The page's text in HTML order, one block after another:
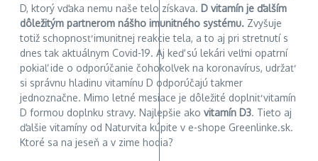
D, ktorý vďaka nemu naše telo získava. D vitamín je ďalším
dôležitým partnerom nášho imunitného systému. Zvyšuje
totiž schopnosť imunitnej reakcie tela, a to aj pri stretnutí s
dnes tak aktuálnym Covid-19. Aj keď sú lekári veľmi opatrní
pokiaľ ide o odporúčanie čohokoľvek na koronavírus, udržať
si správnu hladinu vitamínu D odporúčajú takmer
jednoznačne. Mimo letné mesiace je dôležité doplniť vitamín
D formou doplnku stravy. Najlepšie ako vitamín D3. Tieto aj
ďalšie vitamíny od Naturvita kúpite v e-shope Greenlinke.sk.
Ktoré sa na jeseň a v zime hodia?